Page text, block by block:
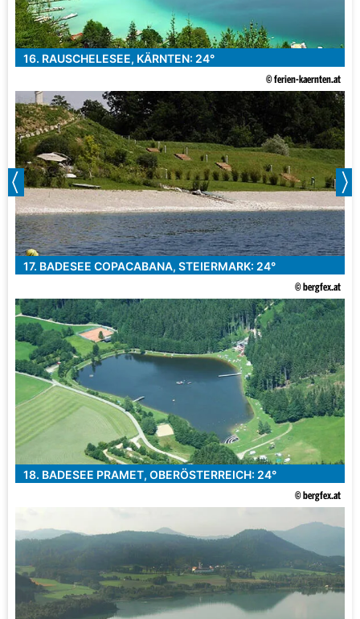
16. RAUSCHELESEE, KÄRNTEN: 24°
© ferien-kaernten.at
17. BADESEE COPACABANA, STEIERMARK: 24°
© bergfex.at
18. BADESEE PRAMET, OBERÖSTERREICH: 24°
© bergfex.at